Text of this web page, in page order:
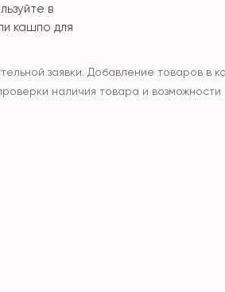
в
кашпо для
браком. Если вы
эстетики,
заявки. Добавление товаров в
наличия товара и